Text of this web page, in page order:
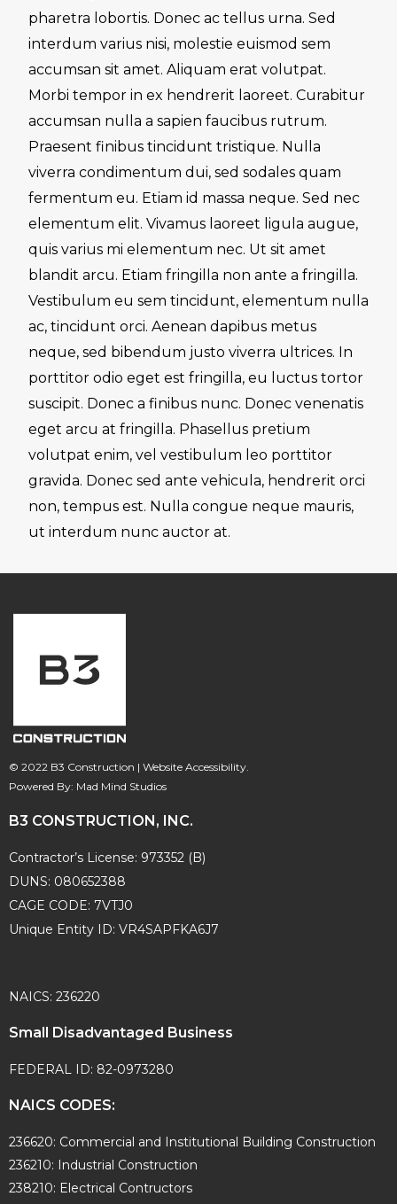
pharetra lobortis. Donec ac tellus urna. Sed
interdum varius nisi, molestie euismod sem
accumsan sit amet. Aliquam erat volutpat.
Morbi tempor in ex hendrerit laoreet. Curabitur
accumsan nulla a sapien faucibus rutrum.
Praesent finibus tincidunt tristique. Nulla
viverra condimentum dui, sed sodales quam
fermentum eu. Etiam id massa neque. Sed nec
elementum elit. Vivamus laoreet ligula augue,
quis varius mi elementum nec. Ut sit amet
blandit arcu. Etiam fringilla non ante a fringilla.
Vestibulum eu sem tincidunt, elementum nulla
ac, tincidunt orci. Aenean dapibus metus
neque, sed bibendum justo viverra ultrices. In
porttitor odio eget est fringilla, eu luctus tortor
suscipit. Donec a finibus nunc. Donec venenatis
eget arcu at fringilla. Phasellus pretium
volutpat enim, vel vestibulum leo porttitor
gravida. Donec sed ante vehicula, hendrerit orci
non, tempus est. Nulla congue neque mauris,
ut interdum nunc auctor at.
© 2022 B3 Construction | Website Accessibility.
Powered By: Mad Mind Studios
B3 CONSTRUCTION, INC.
Contractor’s License: 973352 (B)
DUNS: 080652388
CAGE CODE: 7VTJ0
Unique Entity ID: VR4SAPFKA6J7
NAICS: 236220
Small Disadvantaged Business
FEDERAL ID: 82-0973280
NAICS CODES:
236620: Commercial and Institutional Building Construction
236210: Industrial Construction
238210: Electrical Contructors